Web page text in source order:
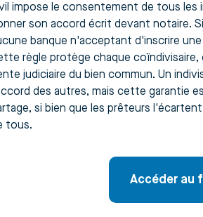
impose le consentement de tous les
son accord écrit devant notaire.
banque n'acceptant d'inscrire
règle protège chaque coïndivisaire,
judiciaire du bien commun. Un
des autres, mais cette garantie
si bien que les prêteurs
tous.
Accéder au